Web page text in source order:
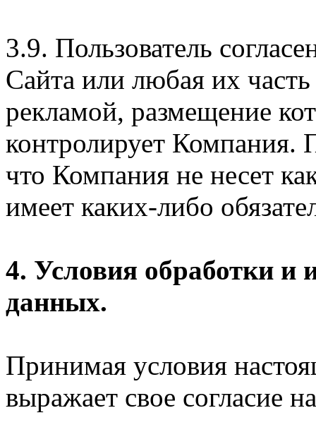
3.9. Пользователь
Сайта или любая их
рекламой, размещение
контролирует Компания.
что Компания не несет
имеет каких-либо
4. Условия обработки и
данных.
Принимая условия
выражает свое согласие